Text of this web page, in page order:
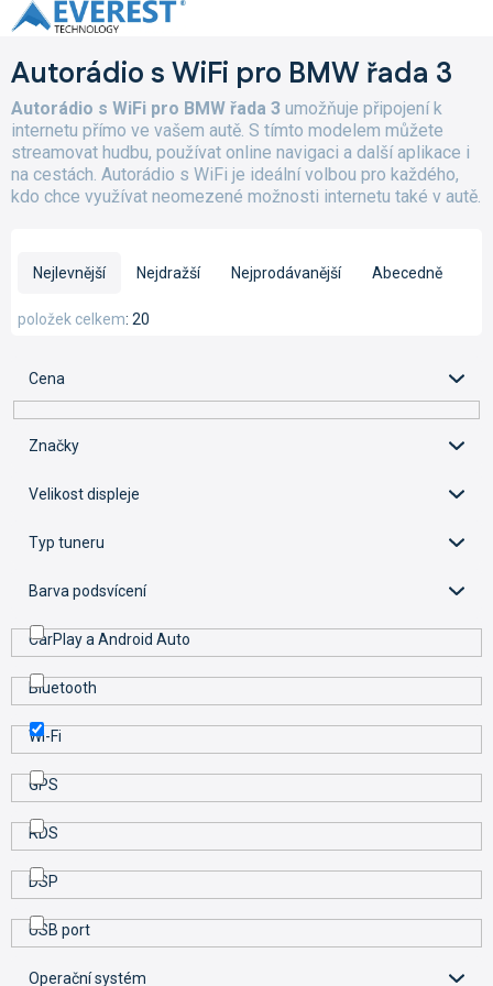
Přejít
na
Autorádio s WiFi pro BMW řada 3
Autorádio s WiFi pro BMW řada 3 umožňuje připojení k
internetu přímo ve vašem autě. S tímto modelem můžete
streamovat hudbu, používat online navigaci a další aplikace i
na cestách. Autorádio s WiFi je ideální volbou pro každého,
kdo chce využívat neomezené možnosti internetu také v autě.
e
r
u
Nejlevnější Nejdražší Nejprodávanější Abecedně
20
položek celkem
Cena
Značky
Velikost displeje
Typ tuneru
Barva podsvícení
CarPlay a Android Auto
Bluetooth
Wi-Fi
GPS
RDS
DSP
USB port
Operační systém